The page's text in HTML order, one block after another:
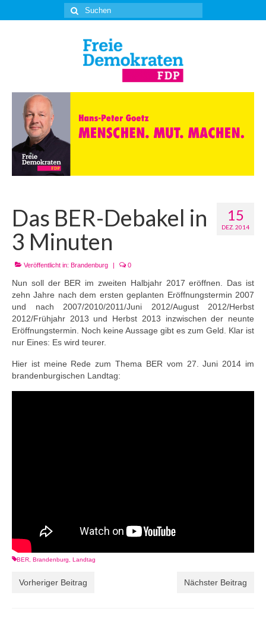
Suche
nach:
15
DEZ. 2014
Das BER-Debakel in
3 Minuten
Veröffentlicht in: Brandenburg | 0
Nun soll der BER im zweiten Halbjahr 2017 eröffnen. Das ist
zehn Jahre nach dem ersten geplanten Eröffnungstermin 2007
und nach 2007/2010/2011/Juni 2012/August 2012/Herbst
2012/Frühjahr 2013 und Herbst 2013 inzwischen der neunte
Eröffnungstermin. Noch keine Aussage gibt es zum Geld. Klar ist
nur Eines: Es wird teurer.
Hier ist meine Rede zum Thema BER vom 27. Juni 2014 im
brandenburgischen Landtag:
BER Brandenburg Landtag
Vorheriger Beitrag Nächster Beitrag